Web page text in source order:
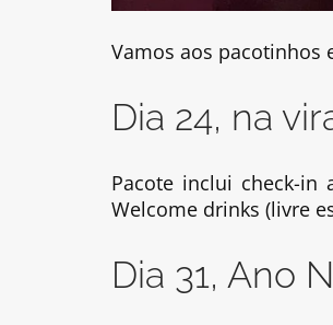
Vamos aos pacotinhos
Dia 24, na
Pacote inclui check-in
Welcome drinks (livre
Dia 31, Ano